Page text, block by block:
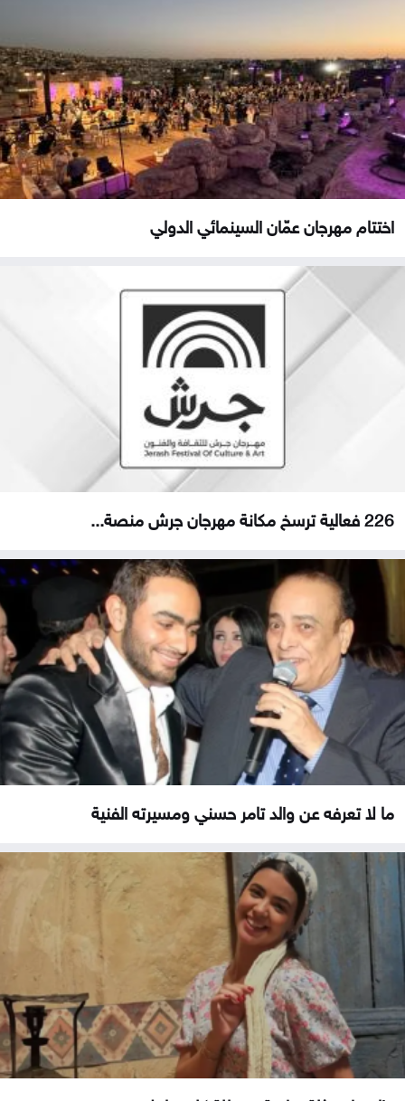
اختتام مهرجان عمّان السينمائي الدولي
226 فعالية ترسخ مكانة مهرجان جرش منصة...
ما لا تعرفه عن والد تامر حسني ومسيرته الفنية